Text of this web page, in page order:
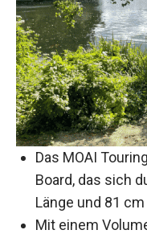
Das MOAI
Board, das sich
Länge und 81
Mit einem